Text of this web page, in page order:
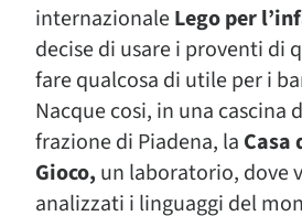
internazionaleLego per
decise di usare i proventi di
fare qualcosa di utile per i
Nacque cosi, in una cascina
frazione di Piadena, la Casa
Gioco, un laboratorio, dove
analizzati i linguaggi del